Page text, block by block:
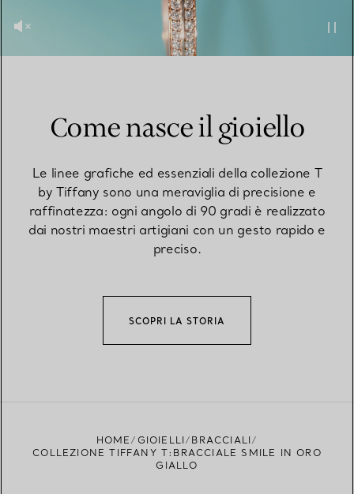
Come nasce il gioiello
Le linee grafiche ed essenziali della collezione T
by Tiffany sono una meraviglia di precisione e
raffinatezza: ogni angolo di 90 gradi è realizzato
dai nostri maestri artigiani con un gesto rapido e
preciso.
SCOPRI LA STORIA
HOME GIOIELLI
BRACCIALI
COLLEZIONE TIFFANY T:BRACCIALE SMILE IN ORO
GIALLO